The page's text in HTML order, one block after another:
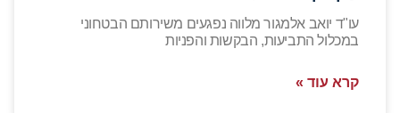
עו"ד יואב אלמגור מלווה נפגעים משירותם הבטחוני
במכלול התביעות, הבקשות והפניות
קרא עוד »